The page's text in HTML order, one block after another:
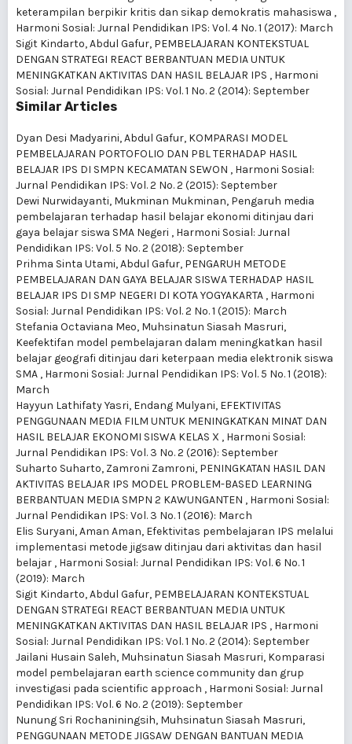
keterampilan berpikir kritis dan sikap demokratis mahasiswa ,
Harmoni Sosial: Jurnal Pendidikan IPS: Vol. 4 No. 1 (2017): March
Sigit Kindarto, Abdul Gafur, PEMBELAJARAN KONTEKSTUAL
DENGAN STRATEGI REACT BERBANTUAN MEDIA UNTUK
MENINGKATKAN AKTIVITAS DAN HASIL BELAJAR IPS , Harmoni
Sosial: Jurnal Pendidikan IPS: Vol. 1 No. 2 (2014): September
Similar Articles
Dyan Desi Madyarini, Abdul Gafur, KOMPARASI MODEL
PEMBELAJARAN PORTOFOLIO DAN PBL TERHADAP HASIL
BELAJAR IPS DI SMPN KECAMATAN SEWON , Harmoni Sosial:
Jurnal Pendidikan IPS: Vol. 2 No. 2 (2015): September
Dewi Nurwidayanti, Mukminan Mukminan, Pengaruh media
pembelajaran terhadap hasil belajar ekonomi ditinjau dari
gaya belajar siswa SMA Negeri , Harmoni Sosial: Jurnal
Pendidikan IPS: Vol. 5 No. 2 (2018): September
Prihma Sinta Utami, Abdul Gafur, PENGARUH METODE
PEMBELAJARAN DAN GAYA BELAJAR SISWA TERHADAP HASIL
BELAJAR IPS DI SMP NEGERI DI KOTA YOGYAKARTA , Harmoni
Sosial: Jurnal Pendidikan IPS: Vol. 2 No. 1 (2015): March
Stefania Octaviana Meo, Muhsinatun Siasah Masruri,
Keefektifan model pembelajaran dalam meningkatkan hasil
belajar geografi ditinjau dari keterpaan media elektronik siswa
SMA , Harmoni Sosial: Jurnal Pendidikan IPS: Vol. 5 No. 1 (2018):
March
Hayyun Lathifaty Yasri, Endang Mulyani, EFEKTIVITAS
PENGGUNAAN MEDIA FILM UNTUK MENINGKATKAN MINAT DAN
HASIL BELAJAR EKONOMI SISWA KELAS X , Harmoni Sosial:
Jurnal Pendidikan IPS: Vol. 3 No. 2 (2016): September
Suharto Suharto, Zamroni Zamroni, PENINGKATAN HASIL DAN
AKTIVITAS BELAJAR IPS MODEL PROBLEM-BASED LEARNING
BERBANTUAN MEDIA SMPN 2 KAWUNGANTEN , Harmoni Sosial:
Jurnal Pendidikan IPS: Vol. 3 No. 1 (2016): March
Elis Suryani, Aman Aman, Efektivitas pembelajaran IPS melalui
implementasi metode jigsaw ditinjau dari aktivitas dan hasil
belajar , Harmoni Sosial: Jurnal Pendidikan IPS: Vol. 6 No. 1
(2019): March
Sigit Kindarto, Abdul Gafur, PEMBELAJARAN KONTEKSTUAL
DENGAN STRATEGI REACT BERBANTUAN MEDIA UNTUK
MENINGKATKAN AKTIVITAS DAN HASIL BELAJAR IPS , Harmoni
Sosial: Jurnal Pendidikan IPS: Vol. 1 No. 2 (2014): September
Jailani Husain Saleh, Muhsinatun Siasah Masruri, Komparasi
model pembelajaran earth science community dan grup
investigasi pada scientific approach , Harmoni Sosial: Jurnal
Pendidikan IPS: Vol. 6 No. 2 (2019): September
Nunung Sri Rochaniningsih, Muhsinatun Siasah Masruri,
PENGGUNAAN METODE JIGSAW DENGAN BANTUAN MEDIA